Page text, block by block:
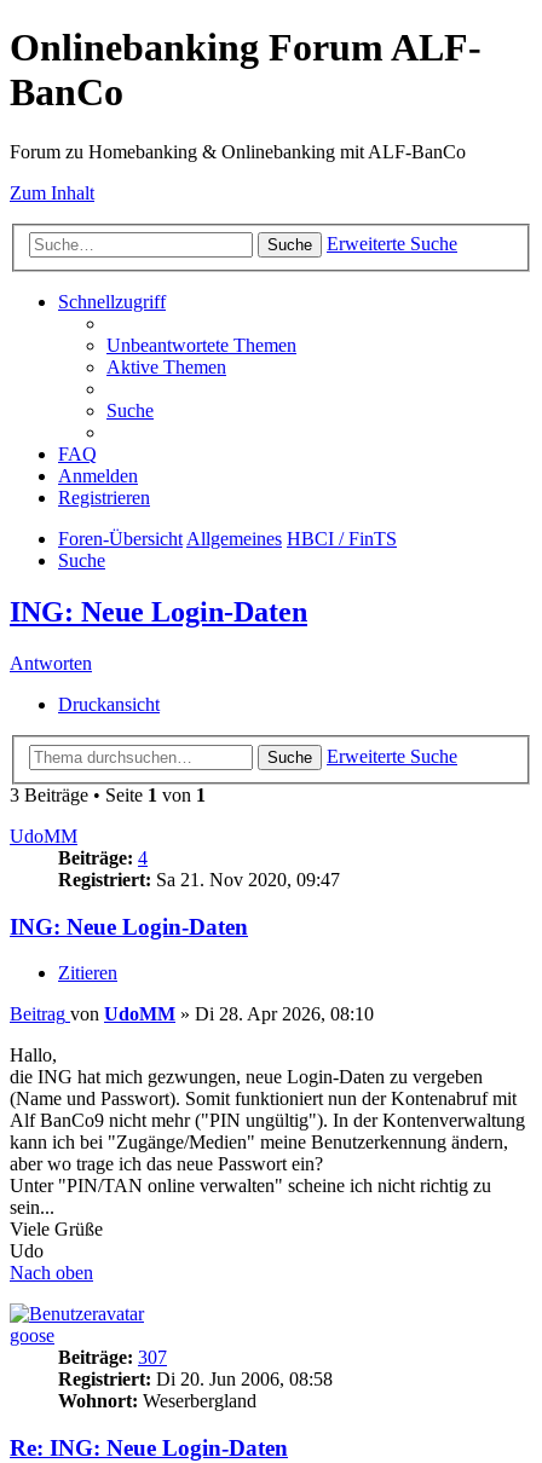
Onlinebanking Forum ALF-
BanCo
Forum zu Homebanking & Onlinebanking mit ALF-BanCo
Zum Inhalt
Suche Erweiterte Suche
Schnellzugriff
Unbeantwortete Themen
Aktive Themen
Suche
FAQ
Anmelden
Registrieren
Foren-ÜbersichtAllgemeines HBCI / FinTS
Suche
ING: Neue Login-Daten
Antworten
Druckansicht
Suche
Erweiterte Suche
3 Beiträge • Seite 1 von 1
UdoMM
Beiträge: 4
Registriert: Sa 21. Nov 2020, 09:47
ING: Neue Login-Daten
Zitieren
Beitrag von UdoMM » Di 28. Apr 2026, 08:10
Hallo,
die ING hat mich gezwungen, neue Login-Daten zu vergeben
(Name und Passwort). Somit funktioniert nun der Kontenabruf mit
Alf BanCo9 nicht mehr ("PIN ungültig"). In der Kontenverwaltung
kann ich bei "Zugänge/Medien" meine Benutzerkennung ändern,
aber wo trage ich das neue Passwort ein?
Unter "PIN/TAN online verwalten" scheine ich nicht richtig zu
sein...
Viele Grüße
Udo
Nach oben
goose
Beiträge: 307
Registriert: Di 20. Jun 2006, 08:58
Wohnort: Weserbergland
Re: ING: Neue Login-Daten